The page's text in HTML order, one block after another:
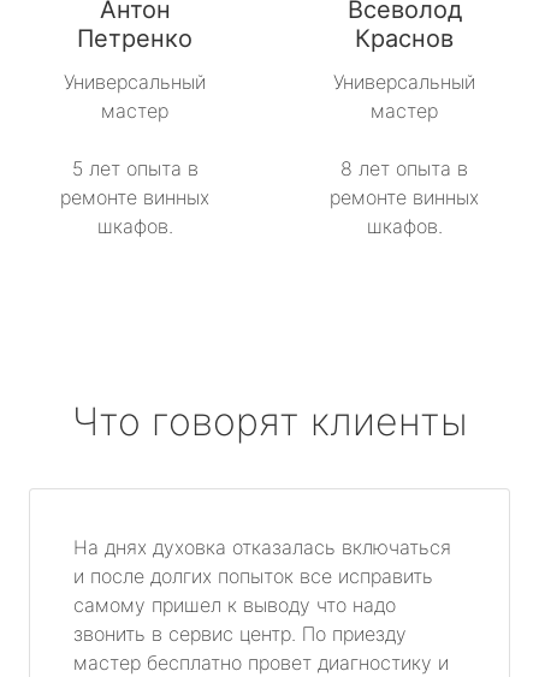
Антон
Петренко
Универсальный
мастер
5 лет опыта в
ремонте винных
шкафов.
Всеволод
Краснов
Универсальный
мастер
8 лет опыта в
ремонте винных
шкафов.
Что говорят клиенты
На днях духовка отказалась включаться
и после долгих попыток все исправить
самому пришел к выводу что надо
звонить в сервис центр. По приезду
мастер бесплатно провет диагностику и